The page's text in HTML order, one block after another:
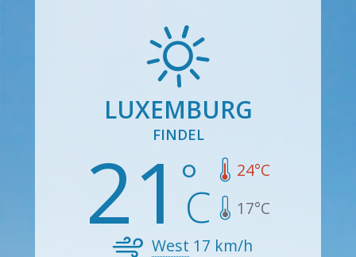
LUXEMBURG
FINDEL
21 24°C
17°C
West 17 km/h